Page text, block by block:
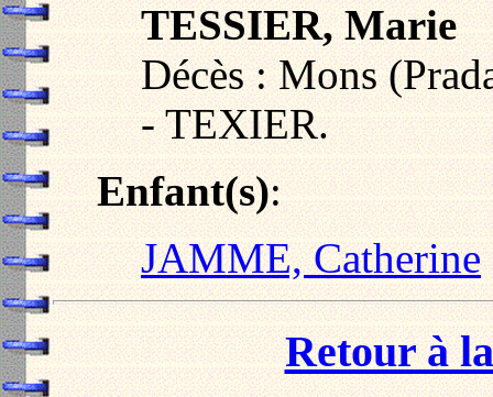
TESSIER, Marie
Décès : Mons
- TEXIER.
Enfant(s):
JAMME, Catherine
Retour à